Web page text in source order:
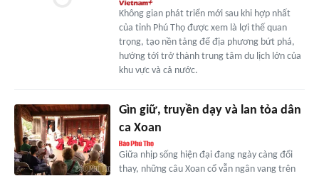
Không gian phát triển mới sau khi hợp nhất
của tỉnh Phú Thọ được xem là lợi thế quan
trọng, tạo nền tảng để địa phương bứt phá,
hướng tới trở thành trung tâm du lịch lớn của
khu vực và cả nước.
Gìn giữ, truyền dạy và lan tỏa dân
ca Xoan
Giữa nhịp sống hiện đại đang ngày càng đổi
thay, những câu Xoan cổ vẫn ngân vang trên